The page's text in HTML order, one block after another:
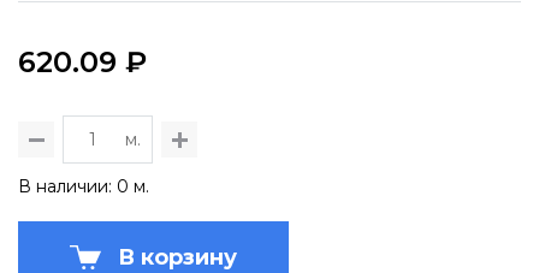
620.09 ₽
м.
В наличии: 0 м.
В корзину